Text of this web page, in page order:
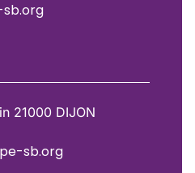
21000 DIJON
sb.org